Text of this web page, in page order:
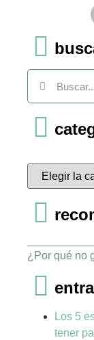
Por favor,
¿Por qué no
Los 5
tener